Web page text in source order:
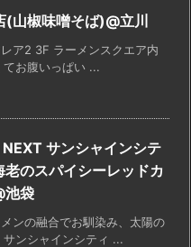
(山椒味噌そば)@立川
ア2 3F ラーメンスクエア内
お腹いっぱい ...
サンシャインシテ
老のスパイシーレッドカ
池袋
ンの融合でお馴染み、太陽の
サンシャインシティ ...